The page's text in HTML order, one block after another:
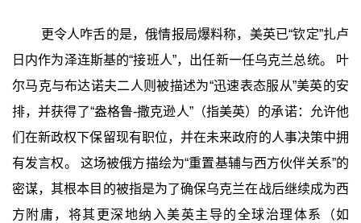
更令人咋舌的是，俄情报局爆料称，美英已“钦定”扎卢
日内作为泽连斯基的“接班人”，出任新一任乌克兰总统。 叶
尔马克与布达诺夫二人则被描述为“迅速表态服从”美英的安
排，并获得了“盎格鲁-撒克逊人”（指美英）的承诺：允许他
们在新政权下保留现有职位，并在未来政府的人事决策中拥
有发言权。 这场被俄方描绘为“重置基辅与西方伙伴关系”的
密谋，其根本目的被指是为了确保乌克兰在战后继续成为西
方附庸，将其更深地纳入美英主导的全球治理体系（如